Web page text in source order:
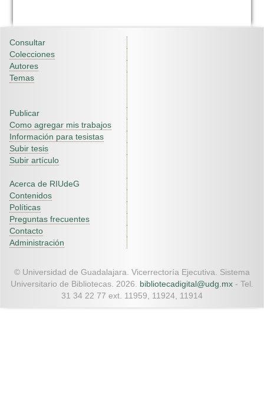
Consultar
Colecciones
Autores
Temas
Publicar
Como agregar mis trabajos
Información para tesistas
Subir tesis
Subir artículo
Acerca de RIUdeG
Contenidos
Políticas
Preguntas frecuentes
Contacto
Administración
© Universidad de Guadalajara. Vicerrectoría Ejecutiva. Sistema
Universitario de Bibliotecas. 2026. bibliotecadigital@udg.mx - Tel.
31 34 22 77 ext. 11959, 11924, 11914